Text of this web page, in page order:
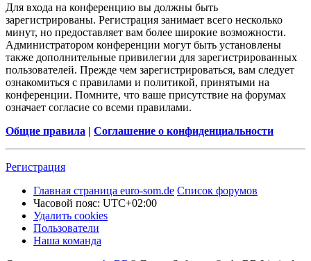
Для входа на конференцию вы должны быть
зарегистрированы. Регистрация занимает всего несколько
минут, но предоставляет вам более широкие возможности.
Администратором конференции могут быть установлены
также дополнительные привилегии для зарегистрированных
пользователей. Прежде чем зарегистрироваться, вам следует
ознакомиться с правилами и политикой, принятыми на
конференции. Помните, что ваше присутствие на форумах
означает согласие со всеми правилами.
Общие правила | Соглашение о конфиденциальности
Регистрация
Главная страница euro-som.de Список форумов
Часовой пояс: UTC+02:00
Удалить cookies
Пользователи
Наша команда